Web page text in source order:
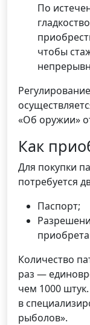
По
чтобы
«Об оружии»
Как
Для покупки
потребуется
Паспорт;
Количество
раз —
чем 1000
в
рыболов».